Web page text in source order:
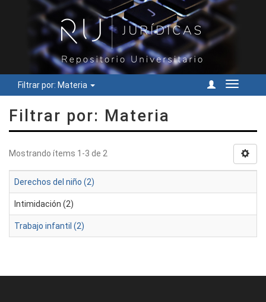
Filtrar por: Materia
Cambiar
Filtrar por: Materia
Mostrando ítems 1-3 de 2
Derechos del niño (2)
Intimidación (2)
Trabajo infantil (2)